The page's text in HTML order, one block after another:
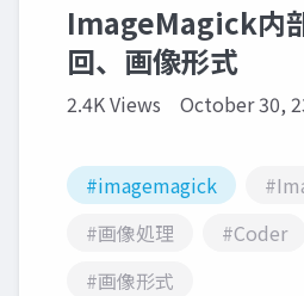
ImageMagick内
回、画像形式
2.4K Views October 30,
#imagemagick
#画像処理
#Coder
#画像形式